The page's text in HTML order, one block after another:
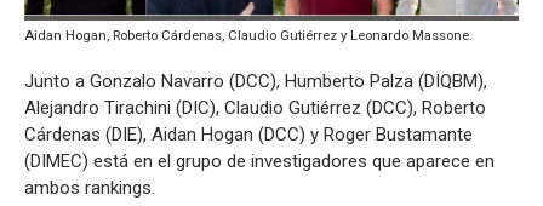
Aidan Hogan, Roberto Cárdenas, Claudio Gutiérrez y Leonardo Massone.
Junto a Gonzalo Navarro (DCC), Humberto Palza (DIQBM),
Alejandro Tirachini (DIC), Claudio Gutiérrez (DCC), Roberto
Cárdenas (DIE), Aidan Hogan (DCC) y Roger Bustamante
(DIMEC) está en el grupo de investigadores que aparece en
ambos rankings.